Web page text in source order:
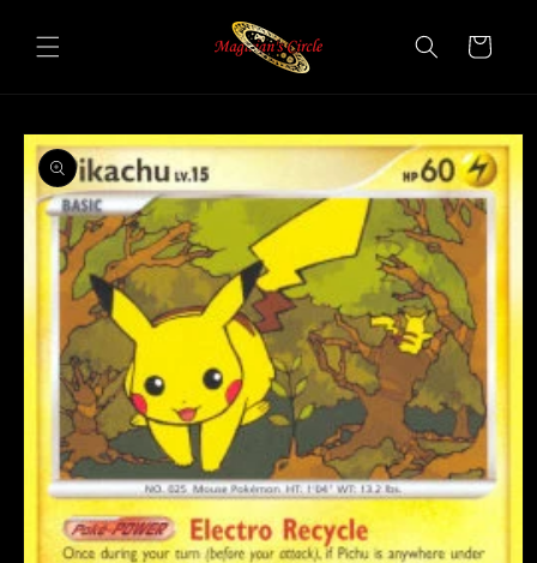
ai contenuti
Carrello
Passa alle
informazioni
sul prodotto